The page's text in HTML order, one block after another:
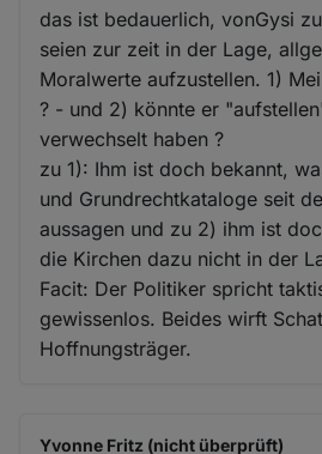
das ist bedauerlich, vonGysi
seien zur zeit in der Lage,
Moralwerte aufzustellen. 1)
? - und 2) könnte er
verwechselt haben ?
zu 1): Ihm ist doch bekannt,
und Grundrechtkataloge seit
aussagen und zu 2) ihm ist
die Kirchen dazu nicht in der
Facit: Der Politiker spricht
gewissenlos. Beides wirft
Hoffnungsträger.
Yvonne Fritz (nicht überprüft)